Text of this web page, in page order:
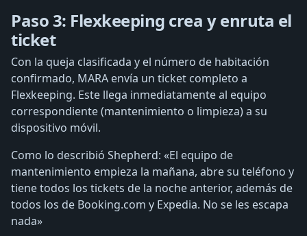
Paso 3: Flexkeeping crea y enruta el
ticket
Con la queja clasificada y el número de habitación
confirmado, MARA envía un ticket completo a
Flexkeeping. Este llega inmediatamente al equipo
correspondiente (mantenimiento o limpieza) a su
dispositivo móvil.
Como lo describió Shepherd: «El equipo de
mantenimiento empieza la mañana, abre su teléfono y
tiene todos los tickets de la noche anterior, además de
todos los de Booking.com y Expedia. No se les escapa
nada»